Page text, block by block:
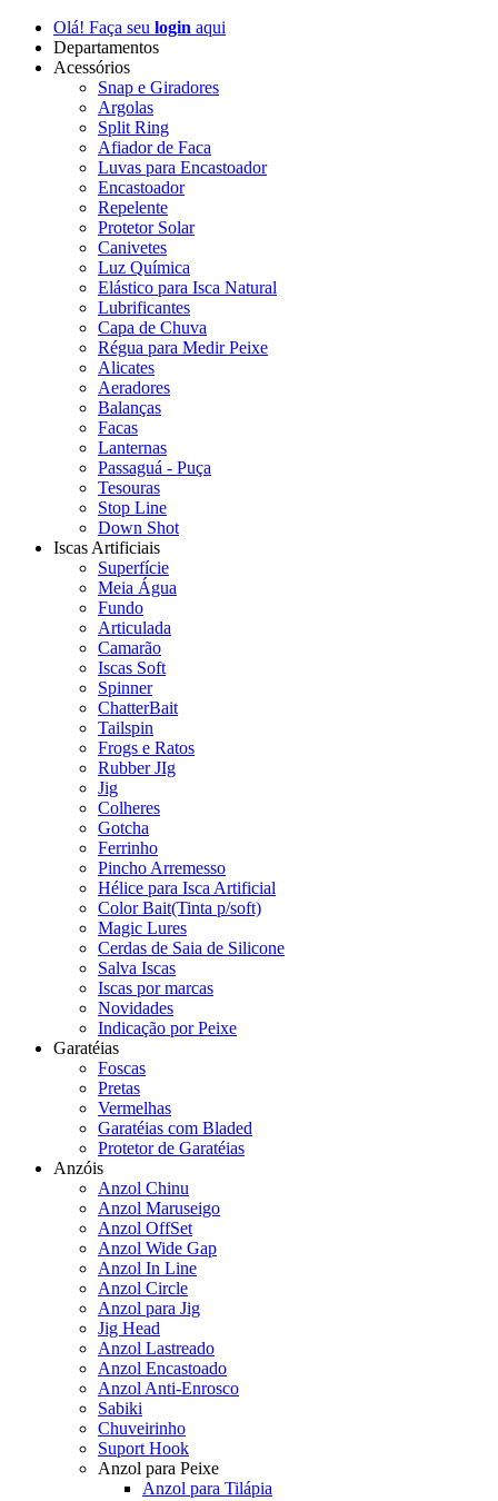
Olá! Faça seu login aqui
Departamentos
Acessórios
Snap e Giradores
Argolas
Split Ring
Afiador de Faca
Luvas para Encastoador
Encastoador
Repelente
Protetor Solar
Canivetes
Luz Química
Elástico para Isca Natural
Lubrificantes
Capa de Chuva
Régua para Medir Peixe
Alicates
Aeradores
Balanças
Facas
Lanternas
Passaguá - Puça
Tesouras
Stop Line
Down Shot
Iscas Artificiais
Superfície
Meia Água
Fundo
Articulada
Camarão
Iscas Soft
Spinner
ChatterBait
Tailspin
Frogs e Ratos
Rubber JIg
Jig
Colheres
Gotcha
Ferrinho
Pincho Arremesso
Hélice para Isca Artificial
Color Bait(Tinta p/soft)
Magic Lures
Cerdas de Saia de Silicone
Salva Iscas
Iscas por marcas
Novidades
Indicação por Peixe
Garatéias
Foscas
Pretas
Vermelhas
Garatéias com Bladed
Protetor de Garatéias
Anzóis
Anzol Chinu
Anzol Maruseigo
Anzol OffSet
Anzol Wide Gap
Anzol In Line
Anzol Circle
Anzol para Jig
Jig Head
Anzol Lastreado
Anzol Encastoado
Anzol Anti-Enrosco
Sabiki
Chuveirinho
Suport Hook
Anzol para Peixe
Anzol para Tilápia